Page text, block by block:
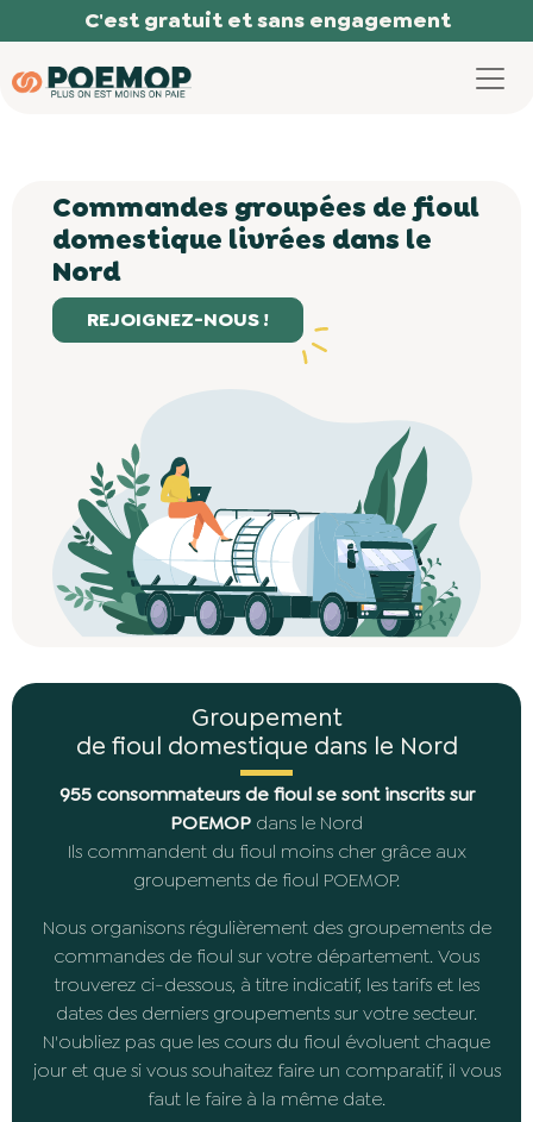
Panneau de gestion des cookies
C'est gratuit et sans engagement
Commandes groupées de fioul
domestique livrées dans le
Nord
REJOIGNEZ-NOUS !
Groupement
de fioul domestique dans le Nord
955 consommateurs de fioul se sont inscrits sur
POEMOP dans le Nord
Ils commandent du fioul moins cher grâce aux
groupements de fioul POEMOP.
Nous organisons régulièrement des groupements de
commandes de fioul sur votre département. Vous
trouverez ci-dessous, à titre indicatif, les tarifs et les
dates des derniers groupements sur votre secteur.
N'oubliez pas que les cours du fioul évoluent chaque
jour et que si vous souhaitez faire un comparatif, il vous
faut le faire à la même date.